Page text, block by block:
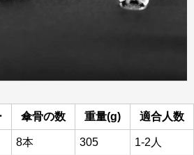
傘骨の数 重量(g) 適合人数
8本 305 1-2人